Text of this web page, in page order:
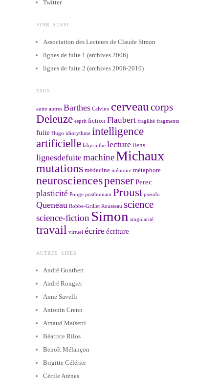
Twitter
VOIR AUSSI
Association des Lecteurs de Claude Simon
lignes de fuite 1 (archives 2006)
lignes de fuite 2 (archives 2006-2010)
TAGS
autre autres Barthes Calvino cerveau corps
Deleuze esprit fiction Flaubert fragilité fragments
fuite Hugo idiorythme intelligence
artificielle labyrinthe lecture liens
lignesdefuitemachineMichaux
mutations médecine mémoire métaphore
neurosciencespenserPerec
plasticité Ponge posthumain Proust pseudo
Queneau Robbe-Grillet Rousseau science
science-fiction Simon singularité
travail virtuel écrireécriture
AUTRES SITES
André Gunthert
André Rougier
Anne Savelli
Antonin Crenn
Arnaud Maïsetti
Béatrice Rilos
Benoît Mélançon
Brigitte Célérier
Cécile Arènes